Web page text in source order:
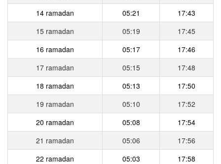
14 ramadan
05:21
17:43
15 ramadan
05:19
17:45
16 ramadan
05:17
17:46
17 ramadan
05:15
17:48
18 ramadan
05:13
17:50
19 ramadan
05:10
17:52
20 ramadan
05:08
17:54
21 ramadan
05:06
17:56
22 ramadan
05:03
17:58